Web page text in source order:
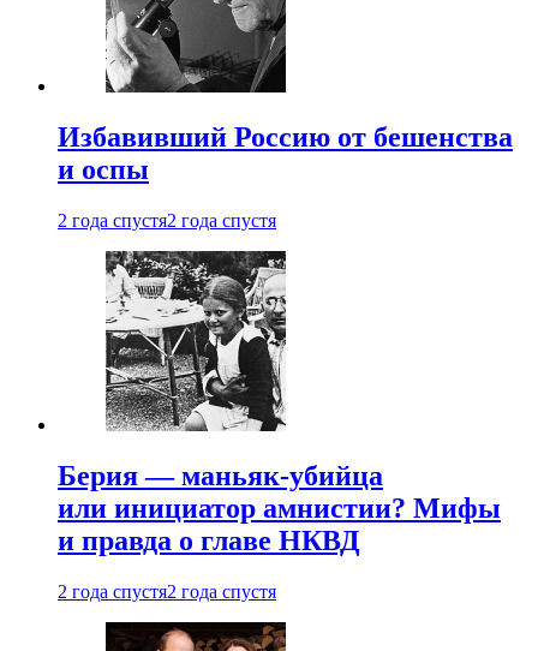
Избавивший Россию от бешенства
и оспы
2 года спустя2 года спустя
Берия — маньяк-убийца
или инициатор амнистии? Мифы
и правда о главе НКВД
2 года спустя2 года спустя